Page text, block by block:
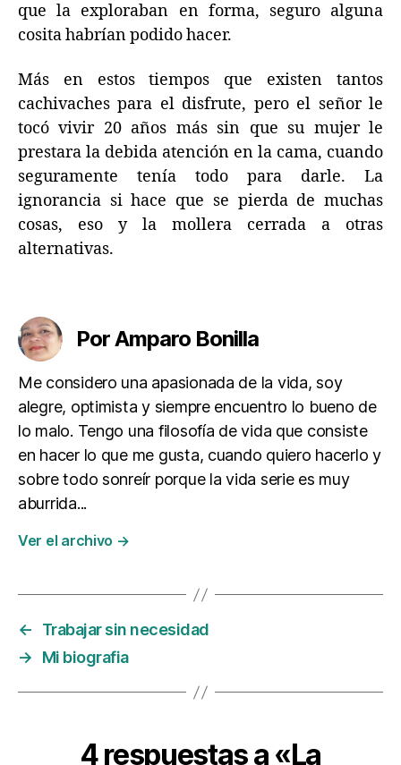
que la exploraban en forma, seguro alguna
cosita habrían podido hacer.
Más en estos tiempos que existen tantos
cachivaches para el disfrute, pero el señor le
tocó vivir 20 años más sin que su mujer le
prestara la debida atención en la cama, cuando
seguramente tenía todo para darle. La
ignorancia si hace que se pierda de muchas
cosas, eso y la mollera cerrada a otras
alternativas.
Por Amparo Bonilla
Me considero una apasionada de la vida, soy
alegre, optimista y siempre encuentro lo bueno de
lo malo. Tengo una filosofía de vida que consiste
en hacer lo que me gusta, cuando quiero hacerlo y
sobre todo sonreír porque la vida serie es muy
aburrida...
Ver el archivo →
←
Trabajar sin necesidad
→
Mi biografia
4 respuestas a «La